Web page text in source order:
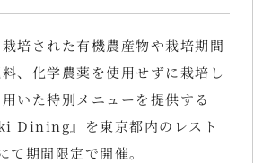
培された有機農産物や栽培期間
、化学農薬を使用せずに栽培し
いた特別メニューを提供する
Dining』を東京都内のレスト
て期間限定で開催。